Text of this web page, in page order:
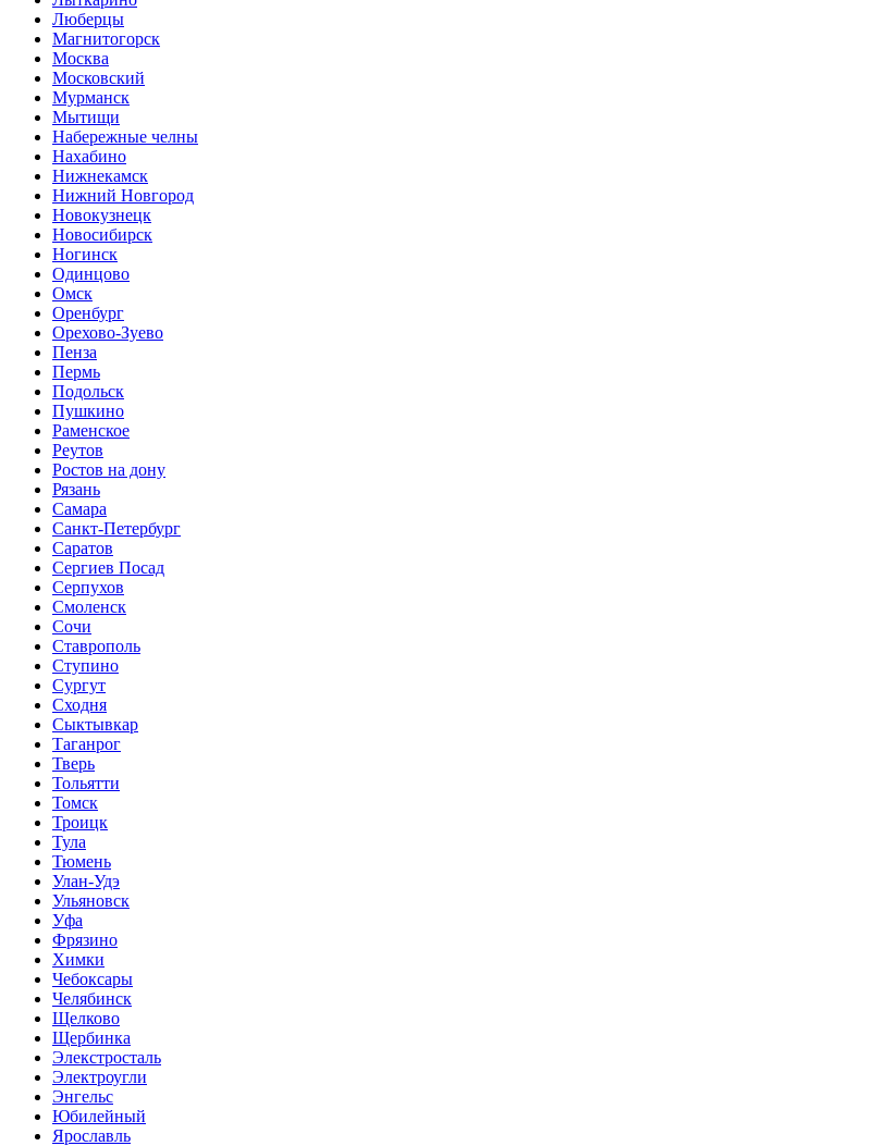
Люберцы
Магнитогорск
Москва
Московский
Мурманск
Мытищи
Набережные челны
Нахабино
Нижнекамск
Нижний Новгород
Новокузнецк
Новосибирск
Ногинск
Одинцово
Омск
Оренбург
Орехово-Зуево
Пенза
Пермь
Подольск
Пушкино
Раменское
Реутов
Ростов на дону
Рязань
Самара
Санкт-Петербург
Саратов
Сергиев Посад
Серпухов
Смоленск
Сочи
Ставрополь
Ступино
Сургут
Сходня
Сыктывкар
Таганрог
Тверь
Тольятти
Томск
Троицк
Тула
Тюмень
Улан-Удэ
Ульяновск
Уфа
Фрязино
Химки
Чебоксары
Челябинск
Щелково
Щербинка
Элекстросталь
Электроугли
Энгельс
Юбилейный
Ярославль